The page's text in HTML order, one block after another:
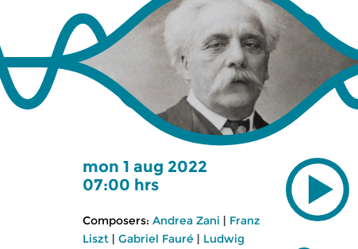
mon 1 aug 2022
07:00 hrs
Composers: Andrea Zani | Franz
Liszt | Gabriel Fauré | Ludwig